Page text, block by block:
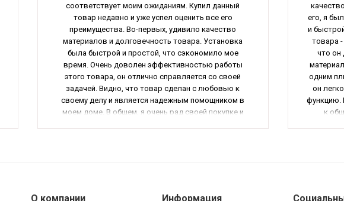
соответствует моим ожиданиям. Купил данный
товар недавно и уже успел оценить все его
преимущества. Во-первых, удивило качество
материалов и долговечность товара. Установка
была быстрой и простой, что сэкономило мое
время. Очень доволен эффективностью работы
этого товара, он отлично справляется со своей
задачей. Видно, что товар сделан с любовью к
своему делу и является надежным помощником в
моем доме. В общем, я очень рад своей покупке и
его, я
и
товара -
что он
одним
он
функцию.
к
О компании Информация